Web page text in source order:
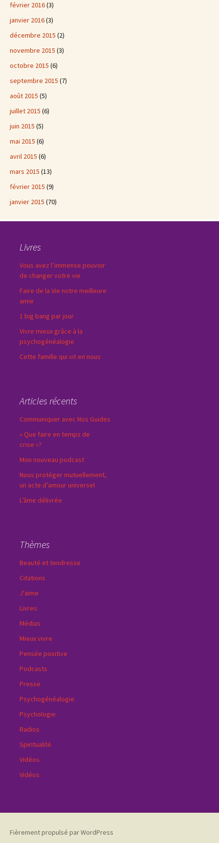
février 2016(3)
janvier 2016(3)
décembre 2015 (2)
novembre 2015 (3)
octobre 2015 (6)
septembre 2015 (7)
août 2015 (5)
juillet 2015 (6)
juin 2015 (5)
mai 2015 (6)
avril 2015 (6)
mars 2015 (13)
février 2015 (9)
janvier 2015 (70)
Livres
Vous avez l’immense pouvoir
de changer votre vie
Faire de la Vie notre meilleure
amie
1 big bang par jour
Vivre mieux grâce à la
psychogénéalogie
Cette famille qui vit en nous
Articles récents
Communiquer avec Nos Guides
« Que faire en temps de
crise »?
Mon nouveau podcast
Nous protéger mutuellement,
un acte d’amour universel
L’âme délivrée
Thèmes
Beauté et tendresse
Citations
J'aime
Livres
Médias
Mieux vivre
Pensée positive
Podcasts
Presse
Psychogénéalogie
Psychologie
Radios
Spiritualité
Vidéos
Vidéos
Fièrement propulsé par WordPress